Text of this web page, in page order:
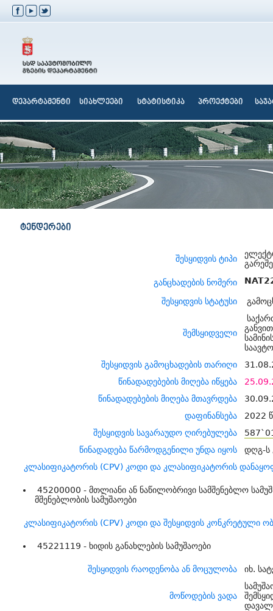
დეპარტამენტი სიახლეები სტატისტიკა პროექტები
ტენდერები
შესყიდვის ტიპი
განცხადების ნომერი
შესყიდვის სტატუსი
შემსყიდველი
შესყიდვის გამოცხადების თარიღი
წინადადებების მიღება იწყება
წინადადებების მიღება მთავრდება
დაფინანსება
2022
შესყიდვის სავარაუდო ღირებულება
წინადადება წარმოდგენილი უნდა იყოს
დღგ-ს
კლასიფიკატორის (CPV) კოდი და კლასიფიკატორის
45200000 - მთლიანი ან ნაწილობრივი სამშენებლო
მშენებლობის სამუშაოები
კლასიფიკატორის (CPV) კოდი და შესყიდვის კონკრეტული
45221119 - ხიდის განახლების სამუშაოები
შესყიდვის რაოდენობა ან მოცულობა იხ.
მოწოდების ვადა